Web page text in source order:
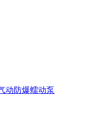
动防爆蠕动泵